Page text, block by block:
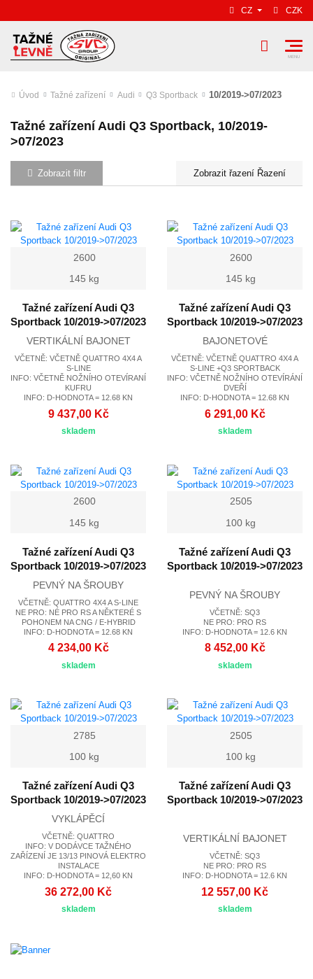
CZ CZK
Úvod Tažné zařízení Audi Q3 Sportback 10/2019->07/2023
Tažné zařízení Audi Q3 Sportback, 10/2019-
>07/2023
Zobrazit filtr Řazení
2600
145 kg
Tažné zařízení Audi Q3
Sportback 10/2019->07/2023
VERTIKÁLNÍ BAJONET
VČETNĚ: VČETNĚ QUATTRO 4X4 A
S-LINE
INFO: VČETNĚ NOŽNÍHO OTEVÍRANÍ
KUFRU
INFO: D-HODNOTA = 12.68 KN
9 437,00 Kč
skladem
2600
145 kg
Tažné zařízení Audi Q3
Sportback 10/2019->07/2023
BAJONETOVÉ
VČETNĚ: VČETNĚ QUATTRO 4X4 A
S-LINE +Q3 SPORTBACK
INFO: VČETNĚ NOŽNÍHO OTEVÍRÁNÍ
DVEŘÍ
INFO: D-HODNOTA = 12.68 KN
6 291,00 Kč
skladem
2600
145 kg
Tažné zařízení Audi Q3
Sportback 10/2019->07/2023
PEVNÝ NA ŠROUBY
VČETNĚ: QUATTRO 4X4 A S-LINE
NE PRO: NÉ PRO RS A NĚKTERÉ S
POHONEM NA CNG / E-HYBRID
INFO: D-HODNOTA = 12.68 KN
4 234,00 Kč
skladem
2505
100 kg
Tažné zařízení Audi Q3
Sportback 10/2019->07/2023
PEVNÝ NA ŠROUBY
VČETNĚ: SQ3
NE PRO: PRO RS
INFO: D-HODNOTA = 12.6 KN
8 452,00 Kč
skladem
2785
100 kg
Tažné zařízení Audi Q3
Sportback 10/2019->07/2023
VYKLÁPĚCÍ
VČETNĚ: QUATTRO
INFO: V DODÁVCE TAŽNÉHO
ZAŘÍZENÍ JE 13/13 PINOVÁ ELEKTRO
INSTALACE
INFO: D-HODNOTA = 12,60 KN
36 272,00 Kč
skladem
2505
100 kg
Tažné zařízení Audi Q3
Sportback 10/2019->07/2023
VERTIKÁLNÍ BAJONET
VČETNĚ: SQ3
NE PRO: PRO RS
INFO: D-HODNOTA = 12.6 KN
12 557,00 Kč
skladem